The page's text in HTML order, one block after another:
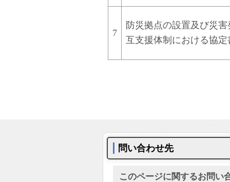
7
防災拠点の設置及び災
互支援体制における協定
問い合わせ先
このページに関するお問い